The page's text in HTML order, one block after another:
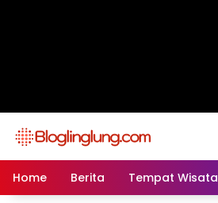
Home Berita Tempat Wisata